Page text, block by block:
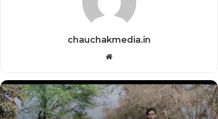
chauchakmedia.in
Website